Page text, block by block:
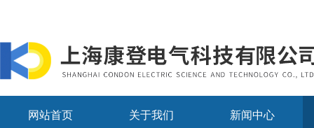
网站首页 关于我们 新闻中心